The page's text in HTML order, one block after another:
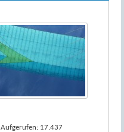
Aufgerufen: 17.437